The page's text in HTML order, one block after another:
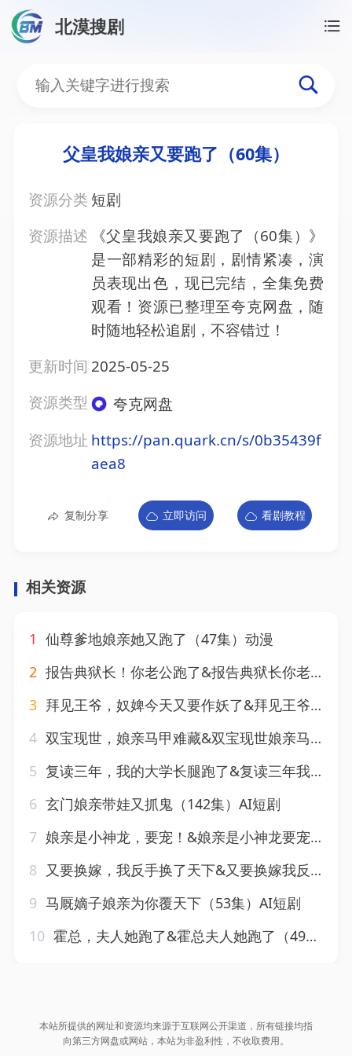
北漠搜剧
父皇我娘亲又要跑了（60
父皇我娘亲又要跑了（60集）
资源分类 短剧
资源描述
《父皇我娘亲又要跑了（60集）》
是一部精彩的短剧，剧情紧凑，演
员表现出色，现已完结，全集免费
观看！资源已整理至夸克网盘，随
时随地轻松追剧，不容错过！
更新时间 2025-05-25
资源类型
夸克网盘
资源地址 https://pan.quark.cn/s/0b35439f
aea8
复制分享 立即访问 看剧教程
相关资源
1 仙尊爹地娘亲她又跑了（47集）动漫
2 报告典狱长！你老公跑了&报告典狱长你老公跑了（25集）AI短剧
3 拜见王爷，奴婢今天又要作妖了&拜见王爷奴婢今天又要作妖了（66集）AI短剧
4 双宝现世，娘亲马甲难藏&双宝现世娘亲马甲难藏（60集）AI短剧
5 复读三年，我的大学长腿跑了&复读三年我的大学长腿跑了（60集）刘浔＆满满
6 玄门娘亲带娃又抓鬼（142集）AI短剧
7 娘亲是小神龙，要宠！&娘亲是小神龙要宠（60集）AI短剧
8 又要换嫁，我反手换了天下&又要换嫁我反手换了天下（68集）孙梓铖＆董子源
9 马厩嫡子娘亲为你覆天下（53集）AI短剧
10 霍总，夫人她跑了&霍总夫人她跑了（49集）AI短剧
本站所提供的网址和资源均来源于互联网公开渠道，所有链接均指
向第三方网盘或网站，本站为非盈利性，不收取费用。